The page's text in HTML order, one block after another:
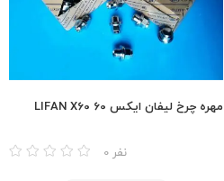
مهره چرخ لیفان ایکس 60 LIFAN X60
0 نفر